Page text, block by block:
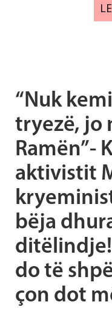
“Nuk
tryezë, jo
Ramën”-
aktivistit
bëja
do të
çon dot